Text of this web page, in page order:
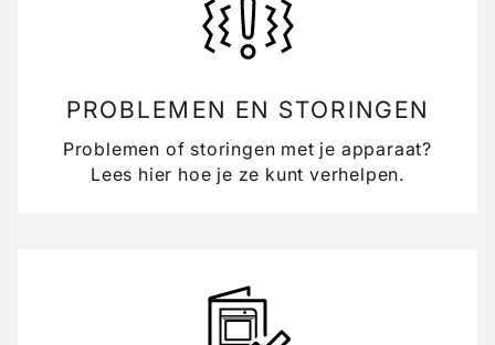
PROBLEMEN EN STORINGEN
Problemen of storingen met je apparaat?
Lees hier hoe je ze kunt verhelpen.